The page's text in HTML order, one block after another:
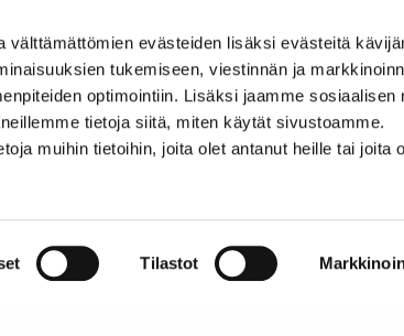
välttämättömien evästeiden lisäksi evästeitä
tukemiseen, viestinnän ja
optimointiin. Lisäksi jaamme sosiaalisen
tietoja siitä, miten käytät sivustoamme.
muihin tietoihin, joita olet antanut heille tai joita
Tilastot
Autoteknillinen Liitto ry:
kalle.kalaja@satl.fi
tiedottaja Teija Armanto, puh. 050